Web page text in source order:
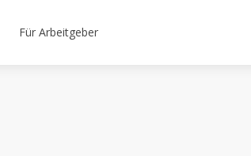
Für Arbeitgeber